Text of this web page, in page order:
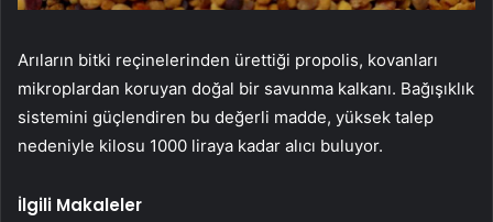
Arıların bitki reçinelerinden ürettiği propolis, kovanları
mikroplardan koruyan doğal bir savunma kalkanı. Bağışıklık
sistemini güçlendiren bu değerli madde, yüksek talep
nedeniyle kilosu 1000 liraya kadar alıcı buluyor.
İlgili Makaleler